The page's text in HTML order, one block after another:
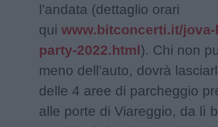
l’andata (dettaglio orari
qui www.bitconcerti.it/jova-
party-2022.html). Chi non
meno dell’auto, dovrà
delle 4 aree di parcheggio
alle porte di Viareggio, da lì